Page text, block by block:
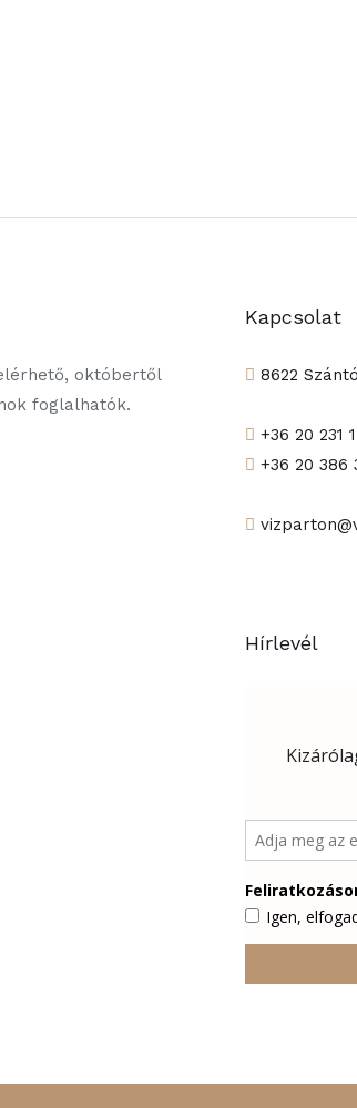
októbertől
foglalhatók.
Kapcsolat
8622
+36 20 231
+36 20 386
Hírlevél